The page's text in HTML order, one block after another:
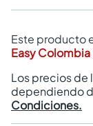
Este producto
Easy Colombia
Los precios
dependiendo
Condiciones.